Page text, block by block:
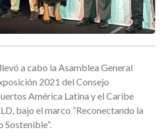
a cabo la Asamblea General
2021 del Consejo
América Latina y el Caribe
bajo el marco “Reconectando la
Sostenible”.